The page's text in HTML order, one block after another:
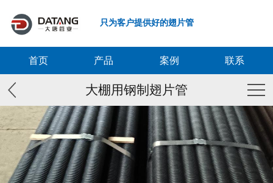
只为客户提供好的翅片管
首页 产品 案例 联系
大棚用钢制翅片管